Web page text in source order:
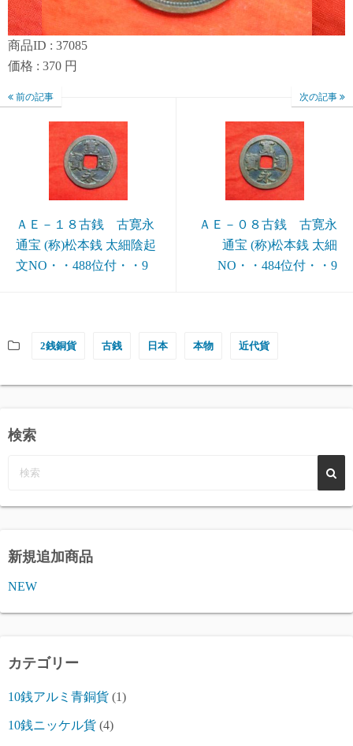
商品ID : 37085
価格 : 370 円
前の記事
ＡＥ－１８古銭 古寛永
通宝 (称)松本銭 太細陰起
文NO・・488位付・・9
次の記事
ＡＥ－０８古銭 古寛永
通宝 (称)松本銭 太細
NO・・484位付・・9
2銭銅貨 古銭 日本 本物 近代貨
検索
新規追加商品
NEW
カテゴリー
10銭アルミ青銅貨 (1)
10銭ニッケル貨 (4)